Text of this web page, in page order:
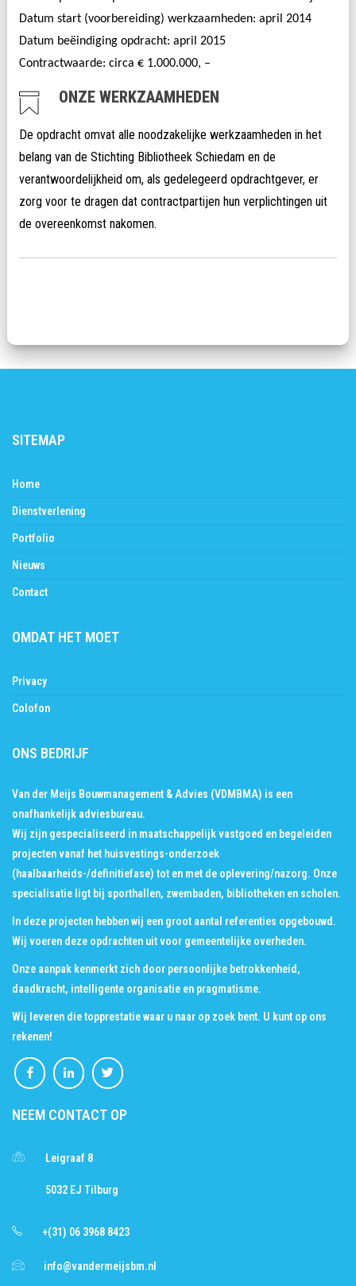
Datum start (voorbereiding) werkzaamheden: april 2014
Datum beëindiging opdracht: april 2015
Contractwaarde: circa € 1.000.000, –
ONZE WERKZAAMHEDEN
De opdracht omvat alle noodzakelijke werkzaamheden in het
belang van de Stichting Bibliotheek Schiedam en de
verantwoordelijkheid om, als gedelegeerd opdrachtgever, er
zorg voor te dragen dat contractpartijen hun verplichtingen uit
de overeenkomst nakomen.
SITEMAP
Home
Dienstverlening
Portfolio
Nieuws
Contact
OMDAT HET MOET
Privacy
Colofon
ONS BEDRIJF
Van der Meijs Bouwmanagement & Advies (VDMBMA) is een
onafhankelijk adviesbureau.
Wij zijn gespecialiseerd in maatschappelijk vastgoed en begeleiden
projecten vanaf het huisvestings-onderzoek
(haalbaarheids-/definitiefase) tot en met de oplevering/nazorg. Onze
specialisatie ligt bij sporthallen, zwembaden, bibliotheken en scholen.
In deze projecten hebben wij een groot aantal referenties opgebouwd.
Wij voeren deze opdrachten uit voor gemeentelijke overheden.
Onze aanpak kenmerkt zich door persoonlijke betrokkenheid,
daadkracht, intelligente organisatie en pragmatisme.
Wij leveren die topprestatie waar u naar op zoek bent. U kunt op ons
rekenen!
NEEM CONTACT OP
Leigraaf 8
5032 EJ Tilburg
+(31) 06 3968 8423
info@vandermeijsbm.nl